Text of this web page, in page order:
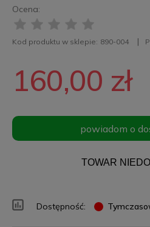
Ocena:
Kod produktu w sklepie: 890-004
160,00 zł
powiadom o
TOWAR
Dostępność: